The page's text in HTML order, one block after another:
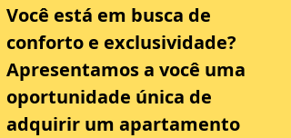
Você está em busca de
conforto e exclusividade?
Apresentamos a você uma
oportunidade única de
adquirir um apartamento